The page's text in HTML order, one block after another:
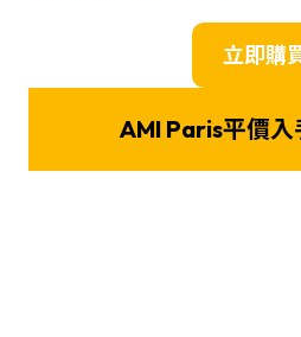
立即購
AMI Paris平價